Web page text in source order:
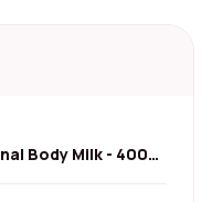
Body Milk - 400